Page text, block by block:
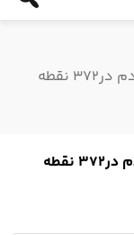
گروه‌های جهادی بسیج برای آبرسانی به مردم در۳۷۲ نقطه
گروه‌های جهادی بسیج برای آبرسانی به مردم در۳۷۲ نقطه